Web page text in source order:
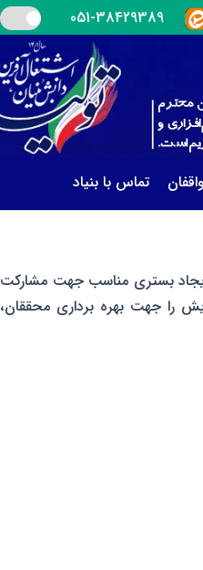
051-38429389
تماس با بنیاد
ایجاد بستری مناسب جهت مشارکت
را جهت بهره برداری محققان،